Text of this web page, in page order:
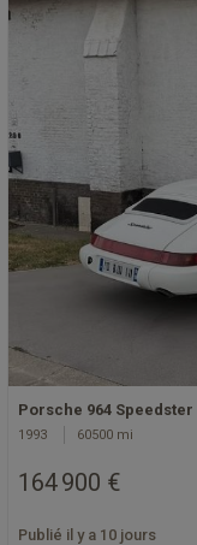
Porsche 964 Speedster
1993 60500 mi
164 900 €
Publié il y a 10 jours